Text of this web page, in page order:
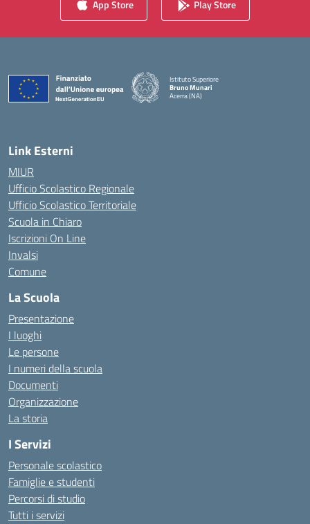
App Store Play Store
Istituto Superiore
Bruno Munari
Acerra (NA)
Link Esterni
MIUR
Ufficio Scolastico Regionale
Ufficio Scolastico Territoriale
Scuola in Chiaro
Iscrizioni On Line
Invalsi
Comune
La Scuola
Presentazione
I luoghi
Le persone
I numeri della scuola
Documenti
Organizzazione
La storia
I Servizi
Personale scolastico
Famiglie e studenti
Percorsi di studio
Tutti i servizi